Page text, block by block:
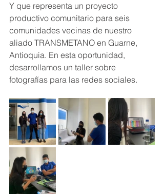
Y que representa un proyecto
productivo comunitario para seis
comunidades vecinas de nuestro
aliado TRANSMETANO en Guarne,
Antioquia. En esta oportunidad,
desarrollamos un taller sobre
fotografías para las redes sociales.